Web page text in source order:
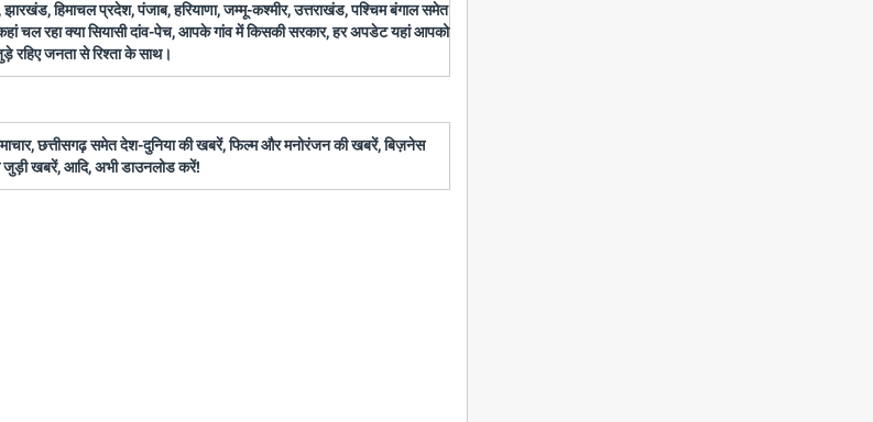
झारखंड, हिमाचल प्रदेश, पंजाब, हरियाणा, जम्मू-कश्मीर, उत्तराखंड, पश्चिम बंगाल समेत
चल रहा क्या सियासी दांव-पेच, आपके गांव में किसकी सरकार, हर अपडेट यहां आपको
रहिए जनता से रिश्ता के साथ।
छत्तीसगढ़ समेत देश-दुनिया की खबरें, फिल्म और मनोरंजन की खबरें, बिज़नेस
खबरें, आदि, अभी डाउनलोड करें!